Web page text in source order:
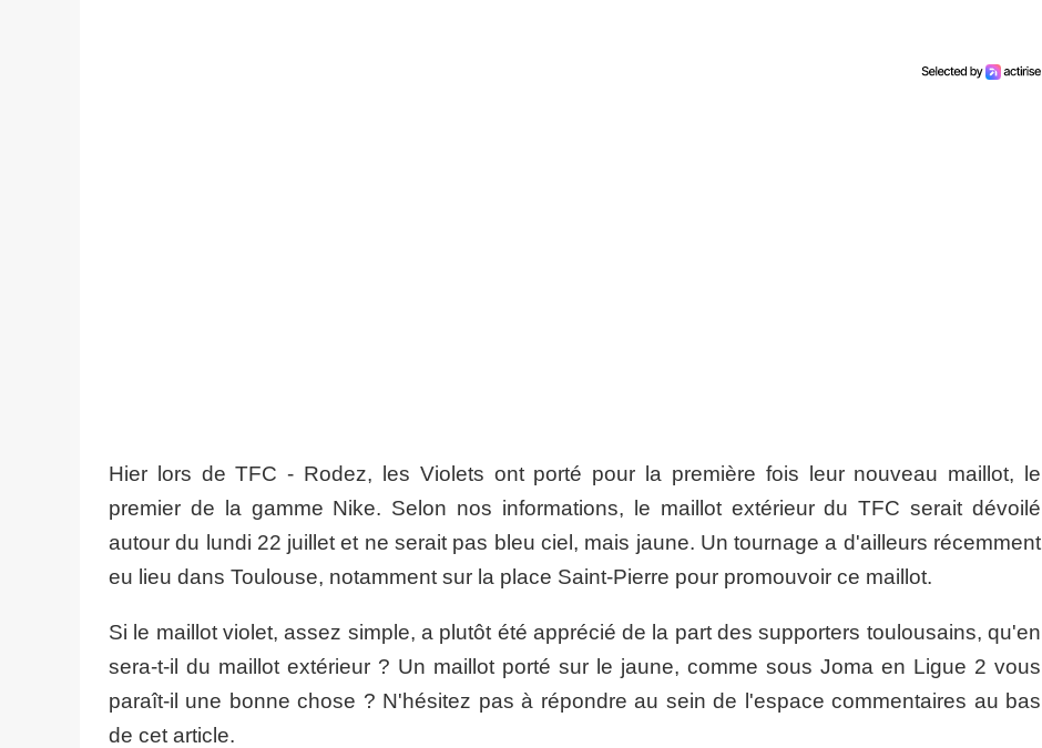
Hier lors de TFC - Rodez, les Violets ont porté pour la première fois leur nouveau maillot, le
premier de la gamme Nike. Selon nos informations, le maillot extérieur du TFC serait dévoilé
autour du lundi 22 juillet et ne serait pas bleu ciel, mais jaune. Un tournage a d'ailleurs récemment
eu lieu dans Toulouse, notamment sur la place Saint-Pierre pour promouvoir ce maillot.
Si le maillot violet, assez simple, a plutôt été apprécié de la part des supporters toulousains, qu'en
sera-t-il du maillot extérieur ? Un maillot porté sur le jaune, comme sous Joma en Ligue 2 vous
paraît-il une bonne chose ? N'hésitez pas à répondre au sein de l'espace commentaires au bas
de cet article.